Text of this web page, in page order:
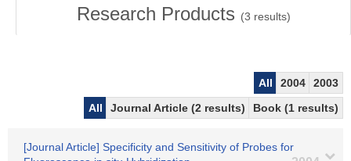
Research Products (3 results)
All 2004
2003
All
Journal Article (2 results) Book (1 results)
[Journal Article] Specificity and Sensitivity of Probes for